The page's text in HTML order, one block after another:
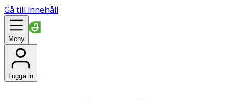
Gå till innehåll
Meny
Logga in